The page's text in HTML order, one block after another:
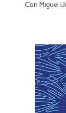
Con Miguel